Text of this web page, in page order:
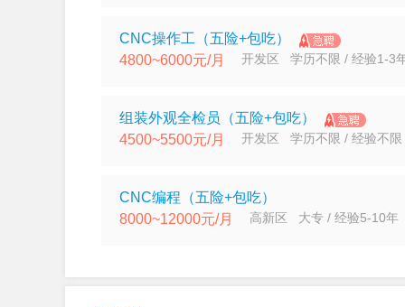
CNC操作工（五险+包吃）
4800~6000元/月 开发区 学历不限 / 经验1-3
组装外观全检员（五险+包吃）
4500~5500元/月 开发区 学历不限 / 经验不限
CNC编程（五险+包吃）
8000~12000元/月 高新区 大专 / 经验5-10年